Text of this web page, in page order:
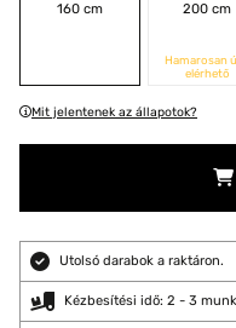
160 cm
200 cm
Hamarosan
elérhető
Mit jelentenek az állapotok?
Utolsó darabok a raktáron.
Kézbesítési idő: 2 - 3